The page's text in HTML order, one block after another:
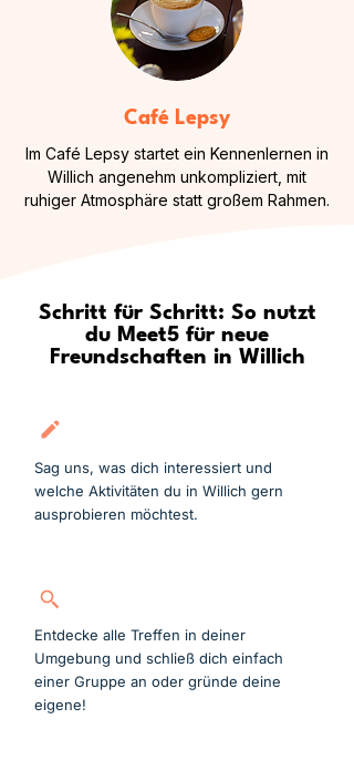
Café Lepsy
Im Café Lepsy startet ein Kennenlernen in
Willich angenehm unkompliziert, mit
ruhiger Atmosphäre statt großem Rahmen.
Schritt für Schritt: So nutzt
du Meet5 für neue
Freundschaften in Willich
Sag uns, was dich interessiert und
welche Aktivitäten du in Willich gern
ausprobieren möchtest.
Entdecke alle Treffen in deiner
Umgebung und schließ dich einfach
einer Gruppe an oder gründe deine
eigene!